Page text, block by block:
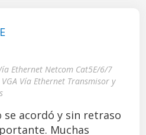
Ethernet Netcom Cat5E/6/7
Vía Ethernet Transmisor y
acordó y sin retraso
Muchas